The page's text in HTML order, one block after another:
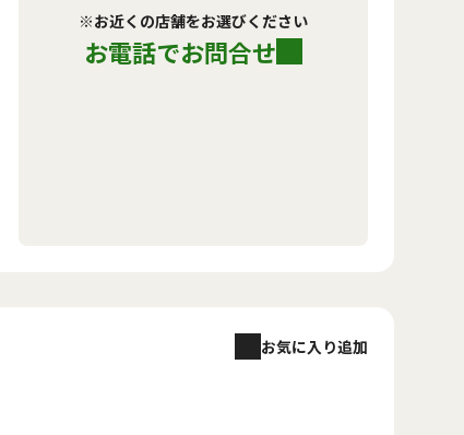
※お近くの店舗をお選びください
お電話でお問合せ
お気に入り追加